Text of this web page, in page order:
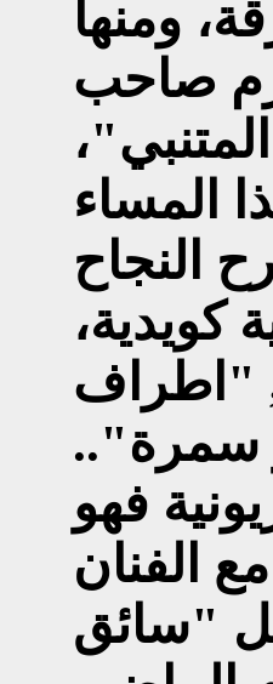
ومنها
صاحب
النجاح
"اطراف
سمرة"..
فهو
الفنان
"سائق